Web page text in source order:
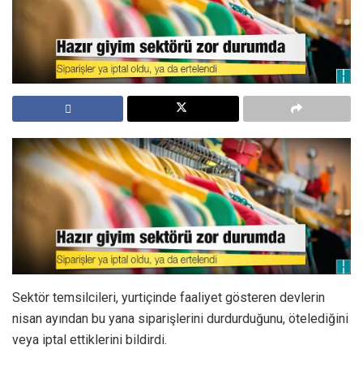
Sektör temsilcileri, yurtiçinde faaliyet gösteren devlerin
nisan ayından bu yana siparişlerini durdurduğunu, ötelediğini
veya iptal ettiklerini bildirdi.